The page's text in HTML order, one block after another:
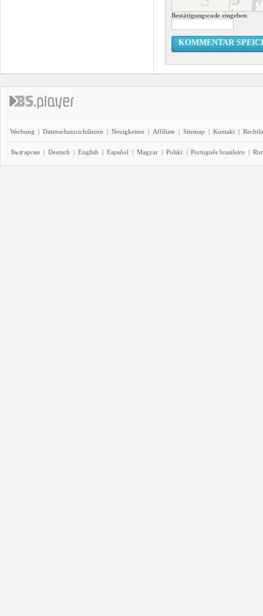
Bestätigungscode eingeben:
KOMMENTAR
Werbung | Datenschutzrichtlinien | Neuigkeiten | Affiliate | Sitemap | Kontakt |
Български | Deutsch | English | Español | Magyar | Polski | Português brasileiro |